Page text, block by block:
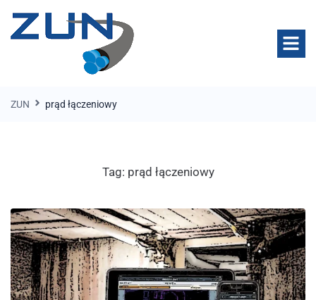
ZUN prąd łączeniowy
Tag: prąd łączeniowy